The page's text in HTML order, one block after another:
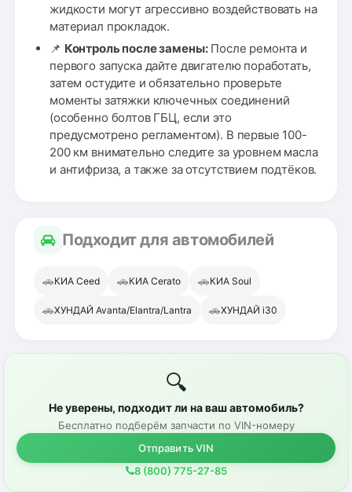
жидкости могут агрессивно воздействовать на
материал прокладок.
📌 Контроль после замены:После ремонта и
первого запуска дайте двигателю поработать,
затем остудите и обязательно проверьте
моменты затяжки ключечных соединений
(особенно болтов ГБЦ, если это
предусмотрено регламентом). В первые 100-
200 км внимательно следите за уровнем масла
и антифриза, а также за отсутствием подтёков.
Подходит для автомобилей
🚗КИА Ceed 🚗КИА Cerato 🚗КИА Soul
🚗ХУНДАЙ Avanta/Elantra/Lantra 🚗ХУНДАЙ i30
🔍
Не уверены, подходит ли на ваш автомобиль?
Бесплатно подберём запчасти по VIN-номеру
Отправить VIN
8 (800) 775-27-85